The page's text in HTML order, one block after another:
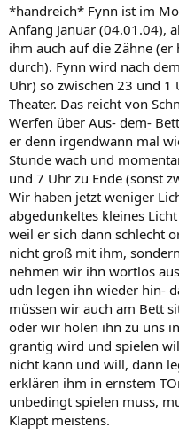
*handreich* Fynn ist im
Anfang Januar (04.01.04),
ihm auch auf die Zähne
durch). Fynn wird nach
Uhr) so zwischen 23 und
Theater. Das reicht von
Werfen über Aus- dem-
er denn irgendwann mal
Stunde wach und
und 7 Uhr zu Ende (sonst
Wir haben jetzt weniger
abgedunkeltes kleines
weil er sich dann schlecht
nicht groß mit ihm,
nehmen wir ihn wortlos
udn legen ihn wieder hin-
müssen wir auch am Bett
oder wir holen ihn zu uns
grantig wird und spielen
nicht kann und will, dann
erklären ihm in ernstem
unbedingt spielen muss,
Klappt meistens.